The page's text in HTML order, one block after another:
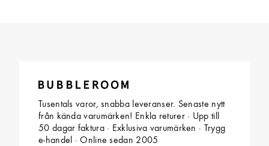
Tusentals varor, snabba leveranser. Senaste nytt
från kända varumärken! Enkla returer · Upp till
50 dagar faktura · Exklusiva varumärken · Trygg
e-handel · Online sedan 2005